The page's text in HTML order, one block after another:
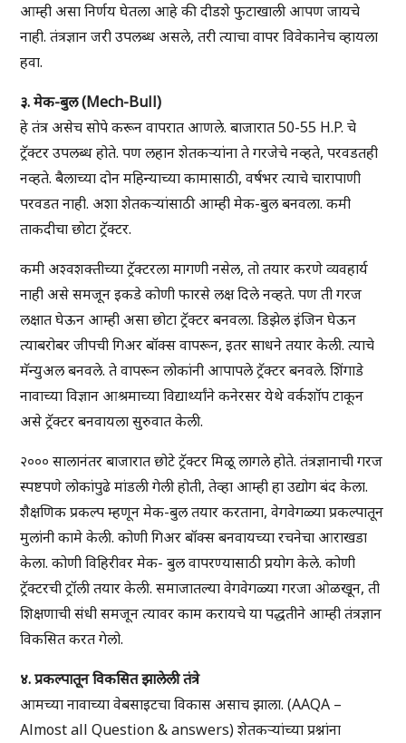
आम्ही असा निर्णय घेतला आहे की दीडशे फुटाखाली आपण जायचे
नाही. तंत्रज्ञान जरी उपलब्ध असले, तरी त्याचा वापर विवेकानेच व्हायला
हवा.
३. मेक-बुल (Mech-Bull)
हे तंत्र असेच सोपे करून वापरात आणले. बाजारात 50-55 H.P. चे
ट्रॅक्टर उपलब्ध होते. पण लहान शेतकऱ्यांना ते गरजेचे नव्हते, परवडतही
नव्हते. बैलाच्या दोन महिन्याच्या कामासाठी, वर्षभर त्याचे चारापाणी
परवडत नाही. अशा शेतकऱ्यांसाठी आम्ही मेक-बुल बनवला. कमी
ताकदीचा छोटा ट्रॅक्टर.
कमी अश्वशक्तीच्या ट्रॅक्टरला मागणी नसेल, तो तयार करणे व्यवहार्य
नाही असे समजून इकडे कोणी फारसे लक्ष दिले नव्हते. पण ती गरज
लक्षात घेऊन आम्ही असा छोटा ट्रॅक्टर बनवला. डिझेल इंजिन घेऊन
त्याबरोबर जीपची गिअर बॉक्स वापरून, इतर साधने तयार केली. त्याचे
मॅन्युअल बनवले. ते वापरून लोकांनी आपापले ट्रॅक्टर बनवले. शिंगाडे
नावाच्या विज्ञान आश्रमाच्या विद्यार्थ्यांने कनेरसर येथे वर्कशॉप टाकून
असे ट्रॅक्टर बनवायला सुरुवात केली.
२००० सालानंतर बाजारात छोटे ट्रॅक्टर मिळू लागले होते. तंत्रज्ञानाची गरज
स्पष्टपणे लोकांपुढे मांडली गेली होती, तेव्हा आम्ही हा उद्योग बंद केला.
शैक्षणिक प्रकल्प म्हणून मेक-बुल तयार करताना, वेगवेगळ्या प्रकल्पातून
मुलांनी कामे केली. कोणी गिअर बॉक्स बनवायच्या रचनेचा आराखडा
केला. कोणी विहिरीवर मेक- बुल वापरण्यासाठी प्रयोग केले. कोणी
ट्रॅक्टरची ट्रॉली तयार केली. समाजातल्या वेगवेगळ्या गरजा ओळखून, ती
शिक्षणाची संधी समजून त्यावर काम करायचे या पद्धतीने आम्ही तंत्रज्ञान
विकसित करत गेलो.
४. प्रकल्पातून विकसित झालेली तंत्रे
आमच्या नावाच्या वेबसाइटचा विकास असाच झाला. (AAQA –
Almost all Question & answers) शेतकऱ्यांच्या प्रश्नांना